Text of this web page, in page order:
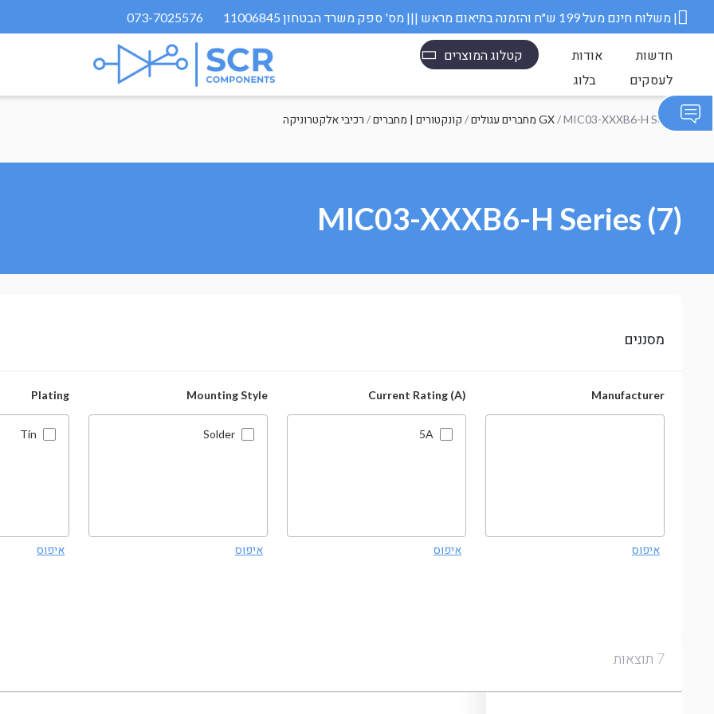
073-7025576 משלוח חינם מעל 199 ש״ח והזמנה בתיאום מראש ||| מס' ספק משרד הבטחון 11006845 |
קטלוג המוצרים אודות
חדשות
בלוג
לעסקים
רכיבי אלקטרוניקה /קונקטורים | מחברים / מחברים עגולים GX/ MIC03-XXXB6-H Series
MIC03-XXXB6-H Series (7)
מסננים
Manufacturer
איפוס
Current Rating (A)
5A
איפוס
Mounting Style
Solder
איפוס
Plating
Tin
איפוס
7 תוצאות